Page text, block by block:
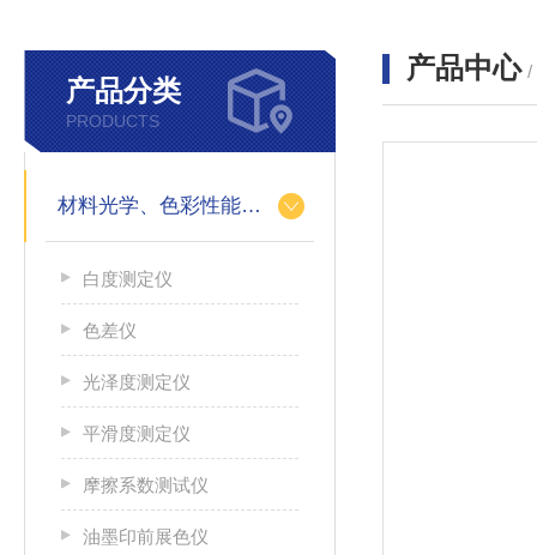
产品分类
PRODUCTS
材料光学、色彩性能的测定
白度测定仪
色差仪
光泽度测定仪
平滑度测定仪
摩擦系数测试仪
油墨印前展色仪
产品中心 /